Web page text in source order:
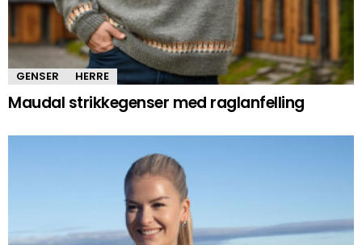
GENSER HERRE
Maudal strikkegenser med raglanfelling